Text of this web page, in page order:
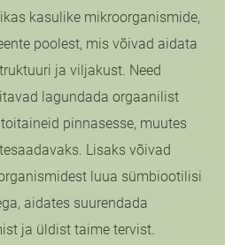
kasulike mikroorganismide,
poolest, mis võivad aidata
ja viljakust. Need
lagundada orgaanilist
pinnasesse, muutes
Lisaks võivad
luua sümbiootilisi
aidates suurendada
ja üldist taime tervist.